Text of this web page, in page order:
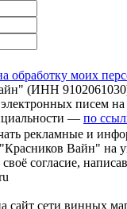
обработку моих
(ИНН 9102061030)
писем
— по
рекламные и
Вайн" на
согласие,
сайт сети винных